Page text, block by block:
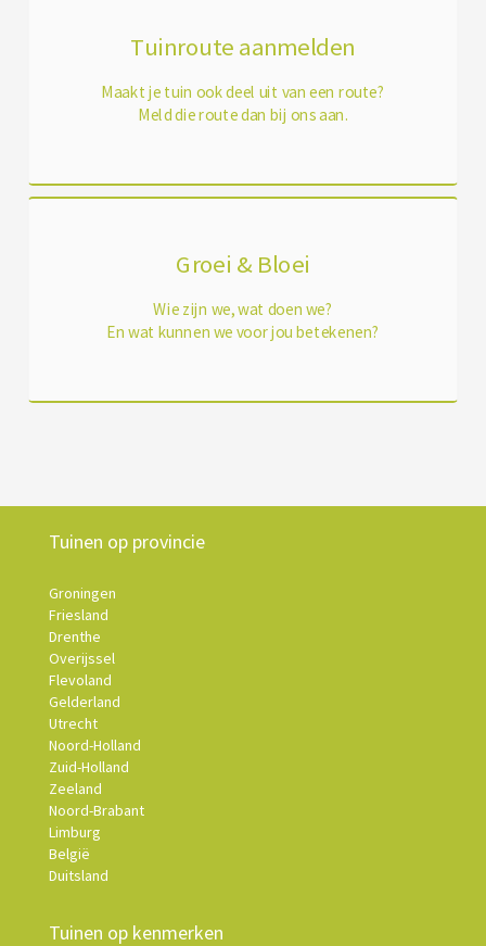
Tuinroute aanmelden
Maakt je tuin ook deel uit van een route?
Meld die route dan bij ons aan.
Groei & Bloei
Wie zijn we, wat doen we?
En wat kunnen we voor jou betekenen?
Tuinen op provincie
Groningen
Friesland
Drenthe
Overijssel
Flevoland
Gelderland
Utrecht
Noord-Holland
Zuid-Holland
Zeeland
Noord-Brabant
Limburg
België
Duitsland
Tuinen op kenmerken